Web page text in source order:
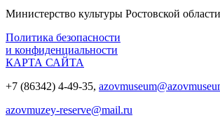
Министерство культуры Ростовской области
Политика безопасности
и конфиденциальности
КАРТА САЙТА
+7 (86342) 4-49-35,
azovmuzey-reserve@mail.ru